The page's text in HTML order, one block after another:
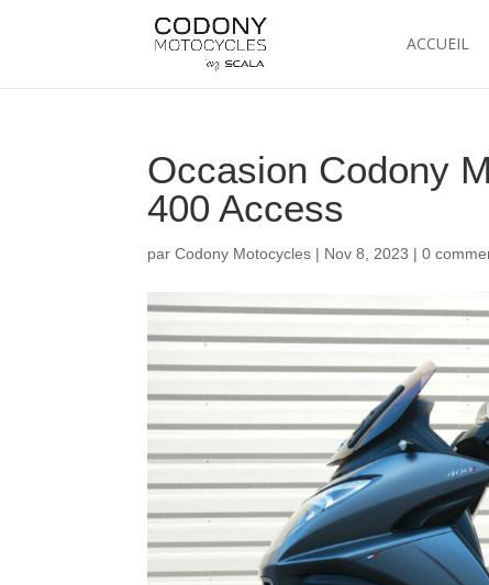
ACCUEIL
Occasion Codony
400 Access
parCodony Motocycles | Nov 8, 2023 |0